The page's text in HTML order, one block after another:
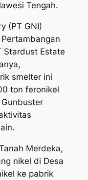
Tengah.
(PT GNI)
Stardust Estate
smelter ini
ton feronikel
Merdeka,
nikel di Desa
ke pabrik